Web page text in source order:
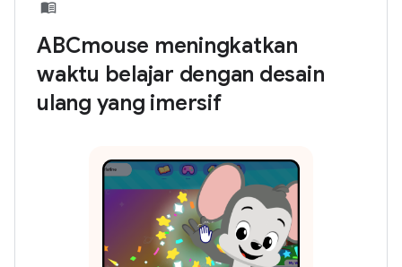
ABCmouse meningkatkan
waktu belajar dengan desain
ulang yang imersif